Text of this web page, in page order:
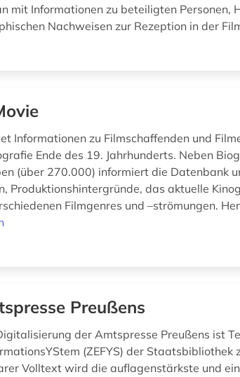
mit Informationen zu beteiligten Personen,
Nachweisen zur Rezeption in der
Informationen zu Filmschaffenden und
Ende des 19. Jahrhunderts. Neben
(über 270.000) informiert die Datenbank
Produktionshintergründe, das aktuelle
Filmgenres und –strömungen.
Preußens
der Amtspresse Preußens ist
(ZEFYS) der Staatsbibliothek
Volltext wird die auflagenstärkste und